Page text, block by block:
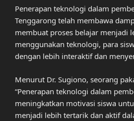
Penerapan teknologi dalam
Tenggarong telah membawa
membuat proses belajar menjadi
menggunakan teknologi, para
dengan lebih interaktif dan
Menurut Dr. Sugiono, seorang
“Penerapan teknologi dalam
meningkatkan motivasi siswa
menjadi lebih tertarik dan aktif